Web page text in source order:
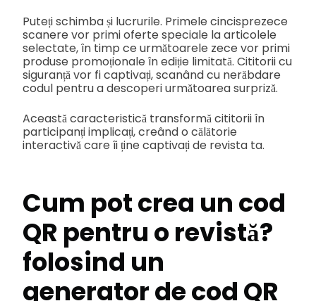
Puteți schimba și lucrurile. Primele cincisprezece
scanere vor primi oferte speciale la articolele
selectate, în timp ce următoarele zece vor primi
produse promoționale în ediție limitată. Cititorii cu
siguranță vor fi captivați, scanând cu nerăbdare
codul pentru a descoperi următoarea surpriză.
Această caracteristică transformă cititorii în
participanți implicați, creând o călătorie
interactivă care îi ține captivați de revista ta.
Cum pot crea un cod
QR pentru o revistă?
folosind un
generator de cod QR